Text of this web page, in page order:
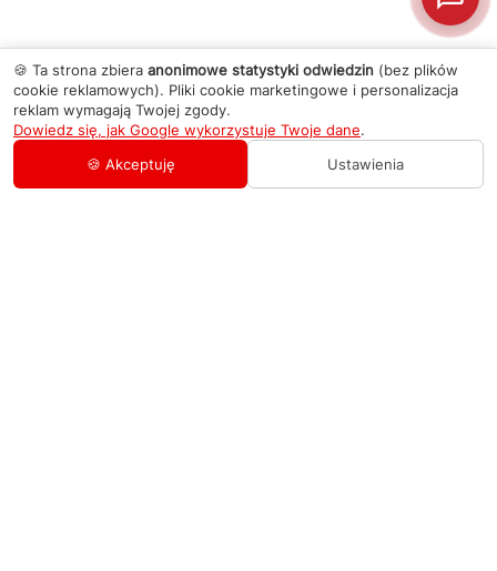
🍪 Ta strona zbiera anonimowe statystyki odwiedzin (bez plików
cookie reklamowych). Pliki cookie marketingowe i personalizacja
reklam wymagają Twojej zgody.
Dowiedz się, jak Google wykorzystuje Twoje dane.
🍪 Akceptuję
Ustawienia